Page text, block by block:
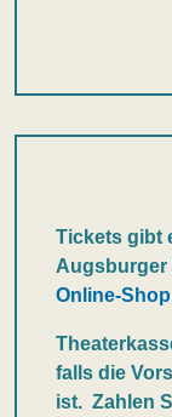
Tickets gibt
Augsburger
Online-Shop
falls die
ist. Zahlen